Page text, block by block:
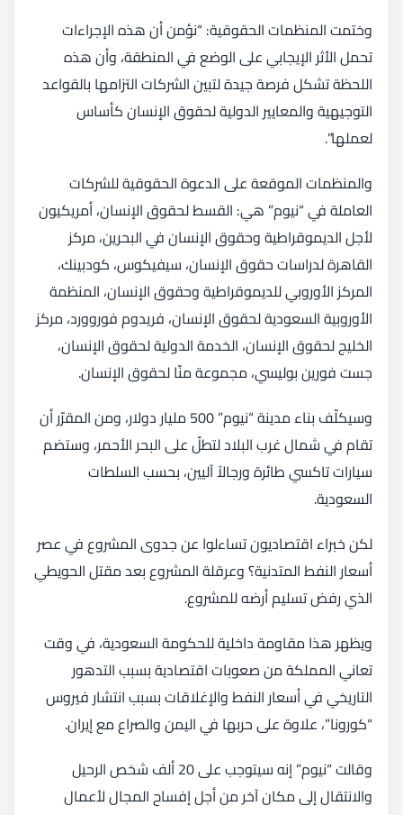
وختمت المنظمات الحقوقية: “نؤمن أن هذه الإجراءات
تحمل الأثر الإيجابي على الوضع في المنطقة، وأن هذه
اللحظة تشكل فرصة جيدة لتبين الشركات التزامها بالقواعد
التوجيهية والمعايير الدولية لحقوق الإنسان كأساس
لعملها”.
والمنظمات الموقعة على الدعوة الحقوقية للشركات
العاملة في “نيوم” هي: القسط لحقوق الإنسان، أمريكيون
لأجل الديموقراطية وحقوق الإنسان في البحرين، مركز
القاهرة لدراسات حقوق الإنسان، سيفيكوس، كودبينك،
المركز الأوروبي للديموقراطية وحقوق الإنسان، المنظمة
الأوروبية السعودية لحقوق الإنسان، فريدوم فوروورد، مركز
الخليج لحقوق الإنسان، الخدمة الدولية لحقوق الإنسان،
جست فورين بوليسي، مجموعة منّا لحقوق الإنسان.
وسيكلّف بناء مدينة “نيوم” 500 مليار دولار، ومن المقرّر أن
تقام في شمال غرب البلاد لتطلّ على البحر الأحمر، وستضم
سيارات تاكسي طائرة ورجالاً آليين، بحسب السلطات
السعودية.
لكن خبراء اقتصاديون تساءلوا عن جدوى المشروع في عصر
أسعار النفط المتدنية؟ وعرقلة المشروع بعد مقتل الحويطي
الذي رفض تسليم أرضه للمشروع.
ويظهر هذا مقاومة داخلية للحكومة السعودية، في وقت
تعاني المملكة من صعوبات اقتصادية بسبب التدهور
التاريخي في أسعار النفط والإغلاقات بسبب انتشار فيروس
“كورونا”، علاوة على حربها في اليمن والصراع مع إيران.
وقالت “نيوم” إنه سيتوجب على 20 ألف شخص الرحيل
والانتقال إلى مكان آخر من أجل إفساح المجال لأعمال